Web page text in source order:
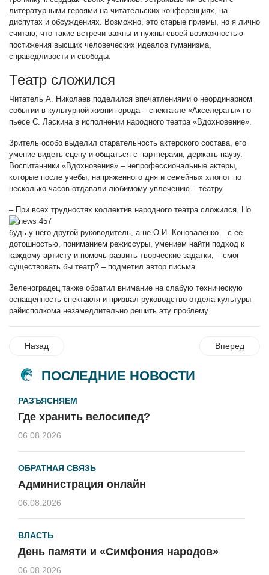
литературными героями на читательских конференциях, на
диспутах и обсуждениях. Возможно, это старые приемы, но я лично
считаю, что такие встречи важны и нужны своей возможностью
постижения высших человеческих идеалов гуманизма,
справедливости и свободы.
Театр сложился
Читатель А. Николаев поделился впечатлениями о неординарном
событии в культурной жизни города – спектакле «Акселераты» по
пьесе С. Ласкина в исполнении народного театра «Вдохновение».
Зритель особо выделил старательность актерского состава, его
умение видеть сцену и общаться с партнерами, держать паузу.
Воспитанники «Вдохновения» – непрофессиональные актеры,
которые после учебы, напряженного дня и семейных хлопот по
несколько часов отдавали любимому увлечению – театру.
– При всех трудностях коллектив народного театра сложился. Но
будь у него другой руководитель, а не О.И. Коноваленко – с ее
дотошностью, пониманием режиссуры, умением найти подход к
каждому артисту и помочь развить творческие задатки, – смог
существовать бы театр? – подметил автор письма.
Зеленоградец также обратил внимание на слабую техническую
оснащенность спектакля и призвал руководство отдела культуры
райисполкома незамедлительно решить эту проблему.
Назад Вперед
ПОСЛЕДНИЕ НОВОСТИ
РАЗЪЯСНЯЕМ
Где хранить велосипед?
06.08.2026
ОБРАТНАЯ СВЯЗЬ
Администрация онлайн
06.08.2026
ВЛАСТЬ
День памяти и «Симфония народов»
06.08.2026